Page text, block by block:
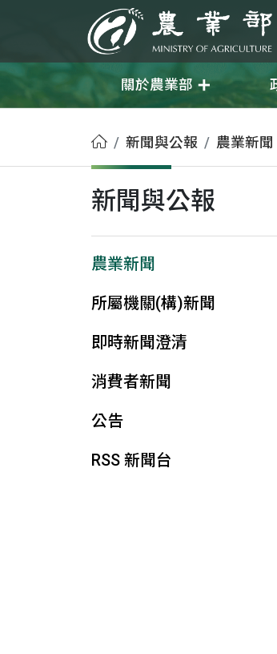
農業部
關於農業部
首頁新聞與公報 農業新聞
新聞與公報
農業新聞
所屬機關(構)新聞
即時新聞澄清
消費者新聞
公告
RSS 新聞台